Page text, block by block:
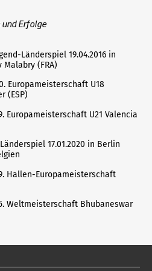
Erfolge
Länderspiel 19.04.2016 in
Malabry (FRA)
Europameisterschaft U18
(ESP)
Europameisterschaft U21 Valencia
17.01.2020 in Berlin
Hallen-Europameisterschaft
Weltmeisterschaft Bhubaneswar